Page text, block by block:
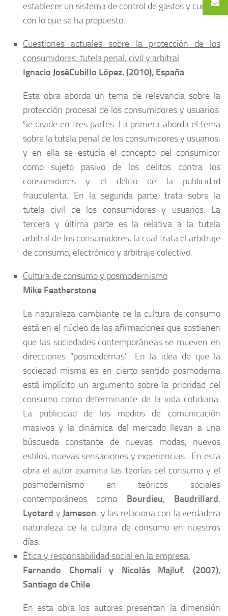
establecer un sistema de control de gastos y cumplir
con lo que se ha propuesto.
Cuestiones actuales sobre la protección de los
consumidores: tutela penal, civil y arbitral
Ignacio JoséCubillo López. (2010), España
Esta obra aborda un tema de relevancia sobre la
protección procesal de los consumidores y usuarios.
Se divide en tres partes: La primera aborda el tema
sobre la tutela penal de los consumidores y usuarios,
y en ella se estudia el concepto del consumidor
como sujeto pasivo de los delitos contra los
consumidores y el delito de la publicidad
fraudulenta. En la segunda parte, trata sobre la
tutela civil de los consumidores y usuarios. La
tercera y última parte es la relativa a la tutela
arbitral de los consumidores, la cual trata el arbitraje
de consumo, electrónico y arbitraje colectivo.
Cultura de consumo y posmodernismo
Mike Featherstone
La naturaleza cambiante de la cultura de consumo
está en el núcleo de las afirmaciones que sostienen
que las sociedades contemporáneas se mueven en
direcciones “posmodernas”. En la idea de que la
sociedad misma es en cierto sentido posmoderna
está implícito un argumento sobre la prioridad del
consumo como determinante de la vida cotidiana.
La publicidad de los medios de comunicación
masivos y la dinámica del mercado llevan a una
búsqueda constante de nuevas modas, nuevos
estilos, nuevas sensaciones y experiencias. En esta
obra el autor examina las teorías del consumo y el
posmodernismo en teóricos sociales
contemporáneos como Bourdieu, Baudrillard,
Lyotard y Jameson, y las relaciona con la verdadera
naturaleza de la cultura de consumo en nuestros
días.
Ética y responsabilidad social en la empresa.
Fernando Chomali y Nicolás Majluf. (2007),
Santiago de Chile
En esta obra los autores presentan la dimensión